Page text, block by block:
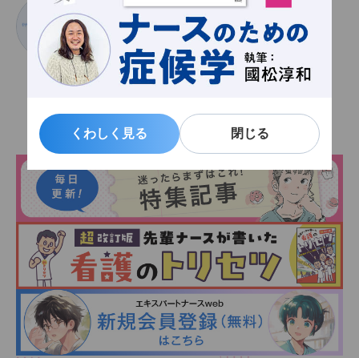
くわしく見る 閉じる
くわしく見る 閉じる
おかだけいこ
オカダケイコ